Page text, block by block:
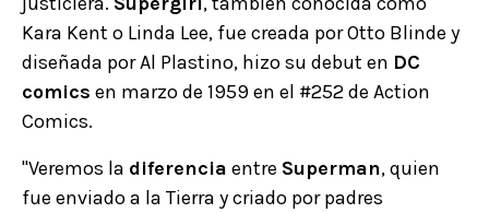
Kara Kent o Linda Lee, fue creada por Otto Blinde y
diseñada por Al Plastino, hizo su debut en DC
comics en marzo de 1959 en el #252 de Action
Comics.
"Veremos la diferencia entre Superman, quien
fue enviado a la Tierra y criado por padres